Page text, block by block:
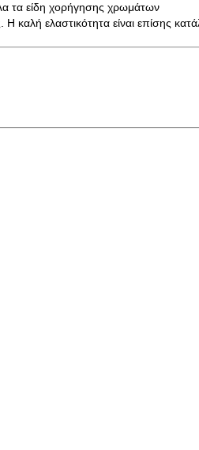
τα είδη χορήγησης χρωμάτων
καλή ελαστικότητα είναι επίσης